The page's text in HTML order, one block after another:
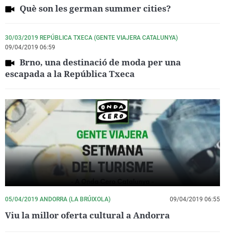
Què son les german summer cities?
30/03/2019 REPÚBLICA TXECA (GENTE VIAJERA CATALUNYA)
09/04/2019 06:59
Brno, una destinació de moda per una
escapada a la República Txeca
05/04/2019 ANDORRA (LA BRÚIXOLA) 09/04/2019 06:55
Viu la millor oferta cultural a Andorra